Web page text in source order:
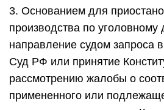
3. Основанием для
производства по уголовному
направление судом запроса
Суд РФ или принятие
рассмотрению жалобы о
примененного или